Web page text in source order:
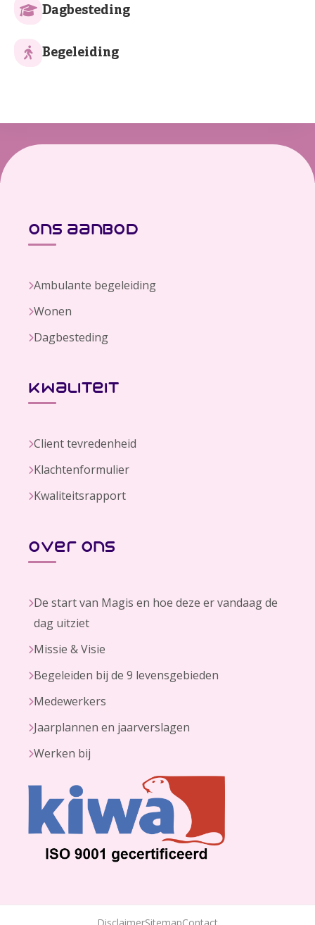
Dagbesteding
Begeleiding
ons aanbod
Ambulante begeleiding
Wonen
Dagbesteding
kwaliteit
Client tevredenheid
Klachtenformulier
Kwaliteitsrapport
over ons
De start van Magis en hoe deze er vandaag de
dag uitziet
Missie & Visie
Begeleiden bij de 9 levensgebieden
Medewerkers
Jaarplannen en jaarverslagen
Werken bij